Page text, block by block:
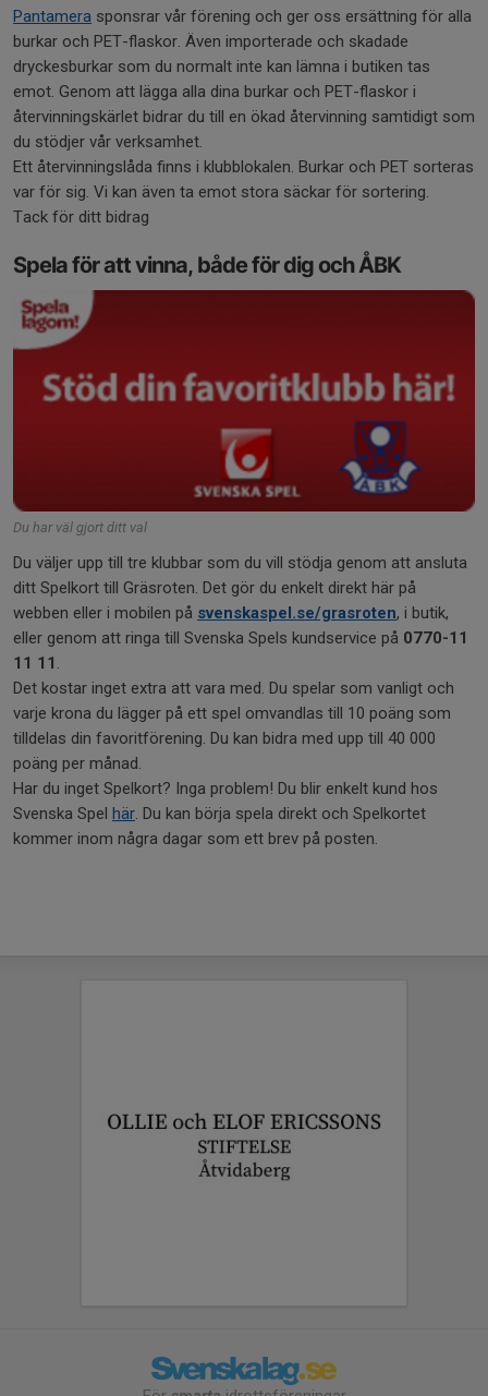
Pantamera sponsrar vår förening och ger oss ersättning för alla
burkar och PET-flaskor. Även importerade och skadade
dryckesburkar som du normalt inte kan lämna i butiken tas
emot. Genom att lägga alla dina burkar och PET-flaskor i
återvinningskärlet bidrar du till en ökad återvinning samtidigt som
du stödjer vår verksamhet.
Ett återvinningslåda finns i klubblokalen. Burkar och PET sorteras
var för sig. Vi kan även ta emot stora säckar för sortering.
Tack för ditt bidrag
Spela för att vinna, både för dig och ÅBK
Du har väl gjort ditt val
Du väljer upp till tre klubbar som du vill stödja genom att ansluta
ditt Spelkort till Gräsroten. Det gör du enkelt direkt här på
webben eller i mobilen på svenskaspel.se/grasroten, i butik,
eller genom att ringa till Svenska Spels kundservice på 0770-11
11 11 .
Det kostar inget extra att vara med. Du spelar som vanligt och
varje krona du lägger på ett spel omvandlas till 10 poäng som
tilldelas din favoritförening. Du kan bidra med upp till 40 000
poäng per månad.
Har du inget Spelkort? Inga problem! Du blir enkelt kund hos
Svenska Spel här. Du kan börja spela direkt och Spelkortet
kommer inom några dagar som ett brev på posten.